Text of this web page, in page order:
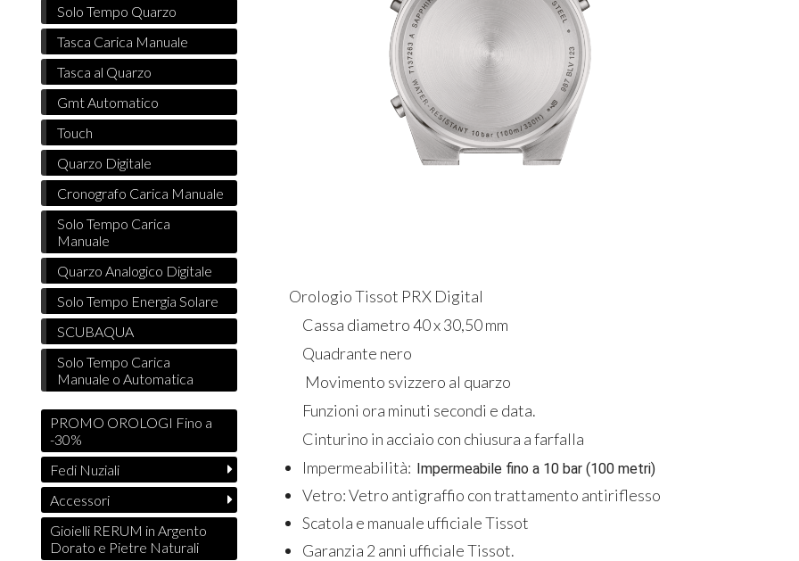
Orologio Tissot PRX Digital
Cassa diametro 40 x 30,50 mm
Quadrante nero
Movimento svizzero al quarzo
Funzioni ora minuti secondi e data.
Cinturino in acciaio con chiusura a farfalla
Impermeabilità: Impermeabile fino a 10 bar (100 metri)
Vetro: Vetro antigraffio con trattamento antiriflesso
Scatola e manuale ufficiale Tissot
Garanzia 2 anni ufficiale Tissot.
Solo Tempo Quarzo
Tasca Carica Manuale
Tasca al Quarzo
Gmt Automatico
Touch
Quarzo Digitale
Cronografo Carica Manuale
Solo Tempo Carica
Manuale
Quarzo Analogico Digitale
Solo Tempo Energia Solare
SCUBAQUA
Solo Tempo Carica
Manuale o Automatica
PROMO OROLOGI Fino a
-30%
Fedi Nuziali
Accessori
Gioielli RERUM in Argento
Dorato e Pietre Naturali